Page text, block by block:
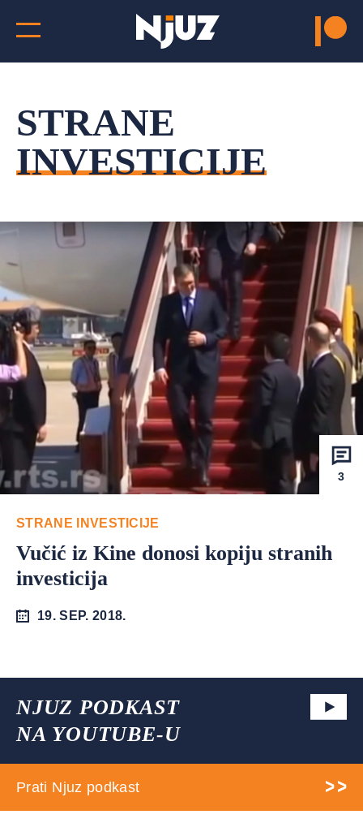
STRANE
INVESTICIJE
3
STRANE INVESTICIJE
Vučić iz Kine donosi kopiju stranih
investicija
19. SEP. 2018.
NJUZ PODKAST
NA YOUTUBE-U
Prati Njuz podkast